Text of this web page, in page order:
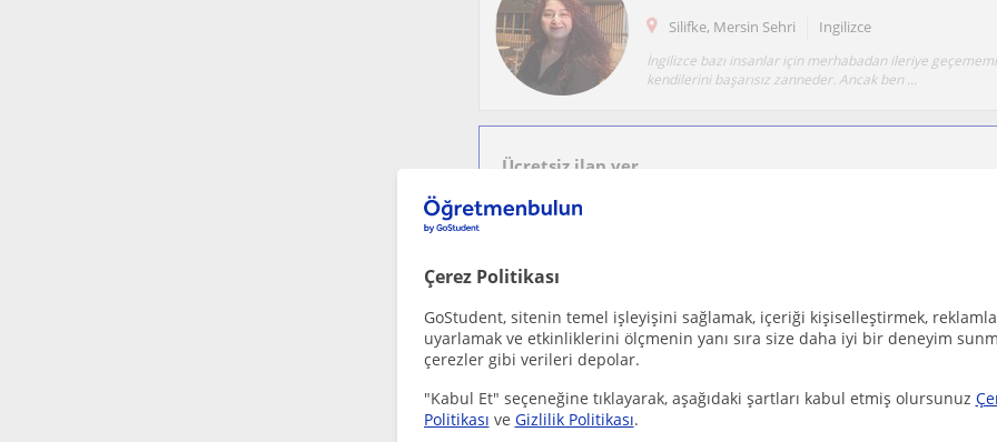
Çerez Politikası
GoStudent, sitenin temel işleyişini sağlamak, içeriği kişiselleştirmek,
uyarlamak ve etkinliklerini ölçmenin yanı sıra size daha iyi bir deneyim
çerezler gibi verileri depolar.
"Kabul Et" seçeneğine tıklayarak, aşağıdaki şartları kabul etmiş olursunuz
Politikası ve Gizlilik Politikası.
Silifke, Mersin Sehri Ingilizce
İngilizce bazı insanlar için merhabadan ileriye
kendilerini başarısız zanneder. Ancak ben ...
Ücretsiz ilan ver
Silifke, Burunucu, Erenler (... Ilkokul